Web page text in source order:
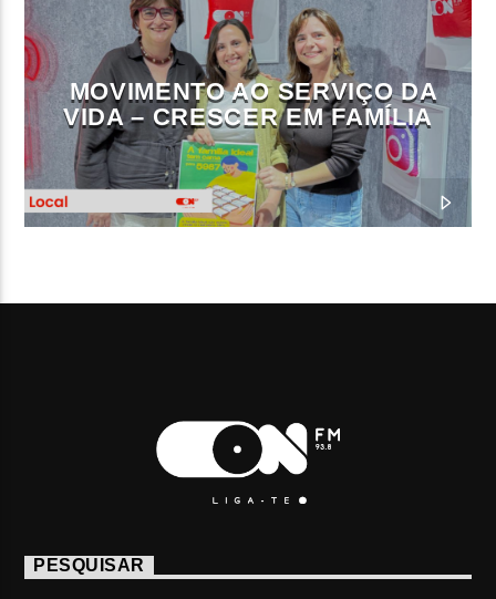
MOVIMENTO AO SERVIÇO DA
VIDA – CRESCER EM FAMÍLIA
PESQUISAR